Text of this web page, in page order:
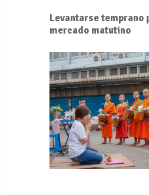
Levantarse temprano
mercado matutino